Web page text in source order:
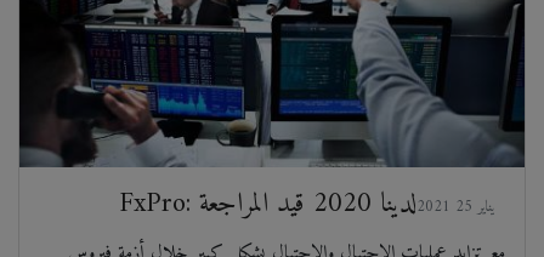
FxPro: لدينا 2020 قيد المراجعة